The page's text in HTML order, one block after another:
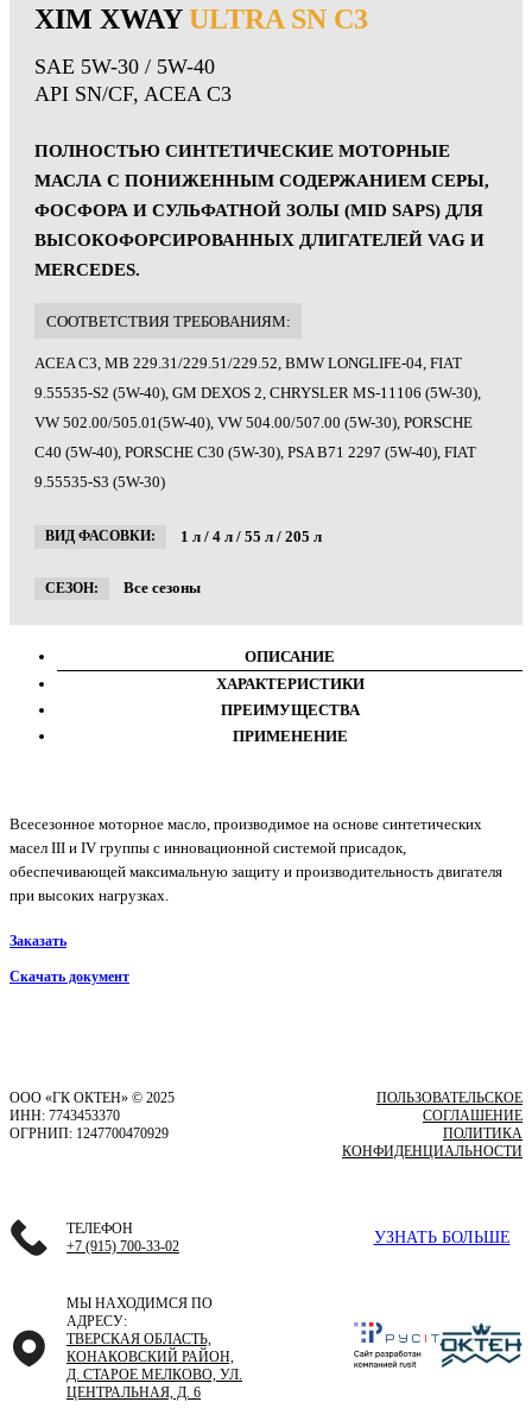
XIM XWAY ULTRA SN C3
SAE 5W-30 / 5W-40
API SN/CF, ACEA C3
ПОЛНОСТЬЮ СИНТЕТИЧЕСКИЕ МОТОРНЫЕ
МАСЛА С ПОНИЖЕННЫМ СОДЕРЖАНИЕМ СЕРЫ,
ФОСФОРА И СУЛЬФАТНОЙ ЗОЛЫ (MID SAPS) ДЛЯ
ВЫСОКОФОРСИРОВАННЫХ ДЛИГАТЕЛЕЙ VAG И
MERCEDES.
CООТВЕТСТВИЯ ТРЕБОВАНИЯМ:
ACEA C3, MB 229.31/229.51/229.52, BMW LONGLIFE-04, FIAT
9.55535-S2 (5W-40), GM DEXOS 2, CHRYSLER MS-11106 (5W-30),
VW 502.00/505.01(5W-40), VW 504.00/507.00 (5W-30), PORSCHE
C40 (5W-40), PORSCHE C30 (5W-30), PSA B71 2297 (5W-40), FIAT
9.55535-S3 (5W-30)
ВИД ФАСОВКИ: 1 л / 4 л / 55 л / 205 л
СЕЗОН: Все сезоны
ОПИСАНИЕ
ХАРАКТЕРИСТИКИ
ПРЕИМУЩЕСТВА
ПРИМЕНЕНИЕ
Всесезонное моторное масло, производимое на основе синтетических
масел III и IV группы c инновационной системой присадок,
обеспечивающей максимальную защиту и производительность двигателя
при высоких нагрузках.
Заказать
Скачать документ
ТЕЛЕФОН
+7 (915) 700-33-02
МЫ НАХОДИМСЯ ПО
АДРЕСУ:
ТВЕРСКАЯ ОБЛАСТЬ,
КОНАКОВСКИЙ РАЙОН,
Д. СТАРОЕ МЕЛКОВО, УЛ.
ЦЕНТРАЛЬНАЯ, Д. 6
ООО «ГК ОКТЕН» © 2025
ИНН: 7743453370
ОГРНИП: 1247700470929
ПОЛЬЗОВАТЕЛЬСКОЕ
СОГЛАШЕНИЕ
ПОЛИТИКА
КОНФИДЕНЦИАЛЬНОСТИ
УЗНАТЬ БОЛЬШЕ